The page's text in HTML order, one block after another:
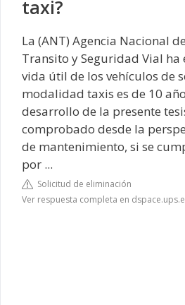
taxi?
La (ANT) Agencia Nacional
Transito y Seguridad Vial ha
vida útil de los vehículos de
modalidad taxis es de 10
desarrollo de la presente
comprobado desde la
de mantenimiento, si se
por ...
Solicitud de eliminación
Ver respuesta completa en